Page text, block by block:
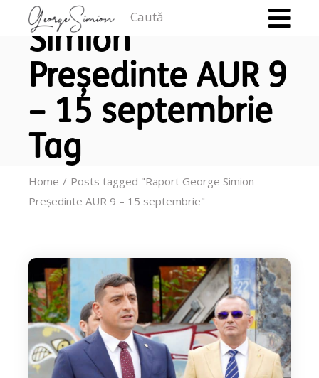
Raport George
Simion
Președinte AUR 9
– 15 septembrie
Tag
Home
Posts tagged "Raport George Simion
Președinte AUR 9 – 15 septembrie"